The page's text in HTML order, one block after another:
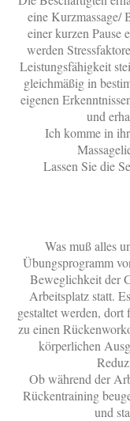
eine Kurzmassage/
einer kurzen Pause
werden
Leistungsfähigkeit
gleichmäßig in
eigenen
und
Ich komme in
Lassen Sie die
Was muß alles
Übungsprogramm
Beweglichkeit der
Arbeitsplatz statt.
gestaltet werden,
zu einen
körperlichen
Ob während der
Rückentraining
und